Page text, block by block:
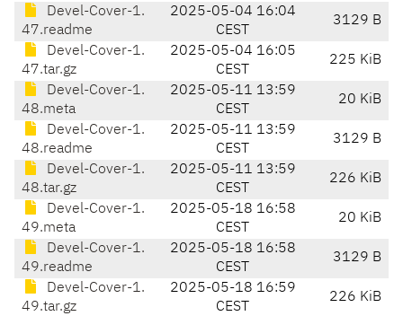
Devel-Cover-1.
47.readme
2025-05-04 16:04
CEST
3129 B
Devel-Cover-1.
47.tar.gz
2025-05-04 16:05
CEST
225 KiB
Devel-Cover-1.
48.meta
2025-05-11 13:59
CEST
20 KiB
Devel-Cover-1.
48.readme
2025-05-11 13:59
CEST
3129 B
Devel-Cover-1.
48.tar.gz
2025-05-11 13:59
CEST
226 KiB
Devel-Cover-1.
49.meta
2025-05-18 16:58
CEST
20 KiB
Devel-Cover-1.
49.readme
2025-05-18 16:58
CEST
3129 B
Devel-Cover-1.
49.tar.gz
2025-05-18 16:59
CEST
226 KiB